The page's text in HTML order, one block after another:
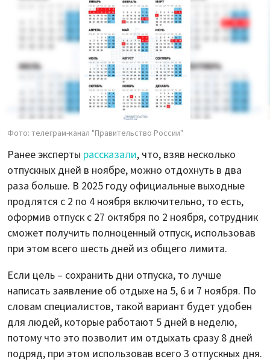
Фото: телеграм-канал "Правительство России"
Ранее эксперты рассказали, что, взяв несколько
отпускных дней в ноябре, можно отдохнуть в два
раза больше. В 2025 году официальные выходные
продлятся с 2 по 4 ноября включительно, то есть,
оформив отпуск с 27 октября по 2 ноября, сотрудник
сможет получить полноценный отпуск, использовав
при этом всего шесть дней из общего лимита.
Если цель – сохранить дни отпуска, то лучше
написать заявление об отдыхе на 5, 6 и 7 ноября. По
словам специалистов, такой вариант будет удобен
для людей, которые работают 5 дней в неделю,
потому что это позволит им отдыхать сразу 8 дней
подряд, при этом использовав всего 3 отпускных дня.